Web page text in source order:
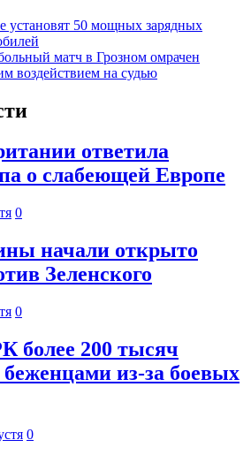
установят 50 мощных зарядных
матч в Грозном омрачен
воздействием на судью
ответила
о слабеющей Европе
0
начали открыто
Зеленского
0
более 200 тысяч
беженцами из-за боевых
0